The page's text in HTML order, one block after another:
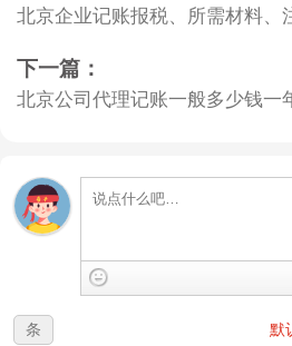
北京企业记账报税、所需材料、
下一篇：
北京公司代理记账一般多少钱一
默
条